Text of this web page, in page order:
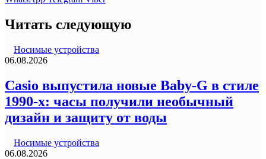
Читать следующую
Носимые устройства
06.08.2026
Casio выпустила новые Baby-G в стиле
1990-х: часы получили необычный
дизайн и защиту от воды
Носимые устройства
06.08.2026